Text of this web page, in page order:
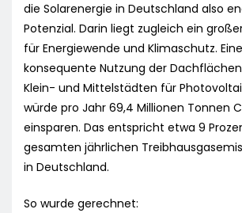
die Solarenergie in Deutschland also
Potenzial. Darin liegt zugleich ein
für Energiewende und Klimaschutz. Eine
konsequente Nutzung der
Klein- und Mittelstädten für
würde pro Jahr 69,4 Millionen Tonnen
einsparen. Das entspricht etwa 9
gesamten jährlichen
in Deutschland.
So wurde gerechnet: